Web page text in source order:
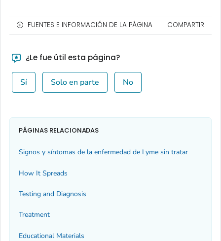
FUENTES E INFORMACIÓN DE LA PÁGINA COMPARTIR
¿Le fue útil esta página?
Sí Solo en parte No
PÁGINAS RELACIONADAS
Signos y síntomas de la enfermedad de Lyme sin tratar
How It Spreads
Testing and Diagnosis
Treatment
Educational Materials